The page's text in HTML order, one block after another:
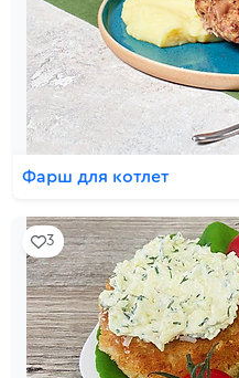
Фарш для котлет
3